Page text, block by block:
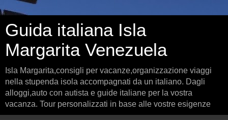
Guida italiana Isla
Margarita Venezuela
Isla Margarita,consigli per vacanze,organizzazione viaggi
nella stupenda isola accompagnati da un italiano. Dagli
alloggi,auto con autista e guide italiane per la vostra
vacanza. Tour personalizzati in base alle vostre esigenze